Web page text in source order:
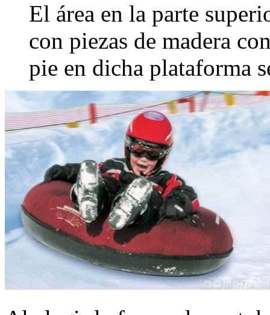
El área en la parte
con piezas de madera
pie en dicha plataforma